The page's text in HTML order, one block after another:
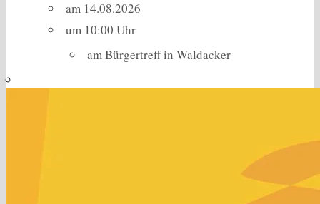
am 14.08.2026
um 10:00 Uhr
am Bürgertreff in Waldacker